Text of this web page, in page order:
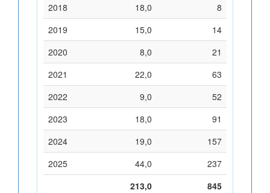
2018
18,0
8
2019
15,0
14
2020
8,0
21
2021
22,0
63
2022
9,0
52
2023
18,0
91
2024
19,0
157
2025
44,0
237
213,0
845